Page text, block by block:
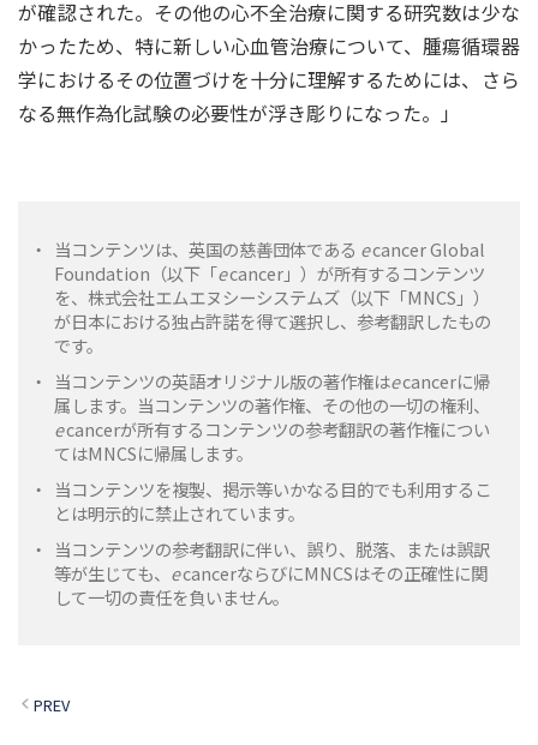
が確認された。その他の心不全治療に関する研究数は少な
かったため、特に新しい心血管治療について、腫瘍循環器
学におけるその位置づけを十分に理解するためには、さら
なる無作為化試験の必要性が浮き彫りになった。」
・ 当コンテンツは、英国の慈善団体である ecancer Global
Foundation（以下「ecancer」）が所有するコンテンツ
を、株式会社エムエヌシーシステムズ（以下「MNCS」）
が日本における独占許諾を得て選択し、参考翻訳したもの
です。
・
当コンテンツの英語オリジナル版の著作権はecancerに帰
属します。当コンテンツの著作権、その他の一切の権利、
ecancerが所有するコンテンツの参考翻訳の著作権につい
てはMNCSに帰属します。
・
当コンテンツを複製、掲示等いかなる目的でも利用するこ
とは明示的に禁止されています。
・
当コンテンツの参考翻訳に伴い、誤り、脱落、または誤訳
等が生じても、 ecancerならびにMNCSはその正確性に関
して一切の責任を負いません。
PREV